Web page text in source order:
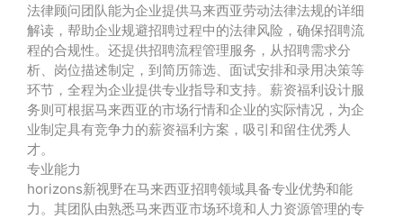
法律顾问团队能为企业提供马来西亚劳动法律法规的详细
解读，帮助企业规避招聘过程中的法律风险，确保招聘流
程的合规性。还提供招聘流程管理服务，从招聘需求分
析、岗位描述制定，到简历筛选、面试安排和录用决策等
环节，全程为企业提供专业指导和支持。薪资福利设计服
务则可根据马来西亚的市场行情和企业的实际情况，为企
业制定具有竞争力的薪资福利方案，吸引和留住优秀人
才。
专业能力
horizons新视野在马来西亚招聘领域具备专业优势和能
力。其团队由熟悉马来西亚市场环境和人力资源管理的专